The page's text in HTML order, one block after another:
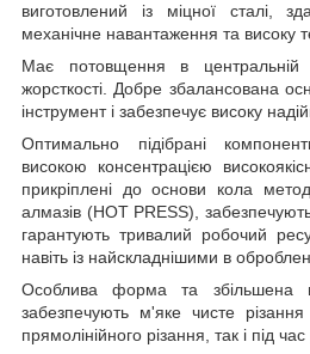
виготовлений із міцної сталі,
механічне навантаження та високу
Має потовщення в центральній
жорсткості. Добре збалансована
інструмент і забезпечує високу
Оптимально підібрані
високою консентрацією
прикріплені до основи кола
алмазів (HOT PRESS),
гарантують тривалий робочий
навіть із найскладнішими в
Особлива форма та збільшена
забезпечують м'яке чисте
прямолінійного різання, так і під